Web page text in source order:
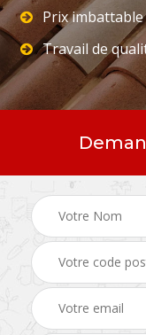
Prix imbattable
Travail de